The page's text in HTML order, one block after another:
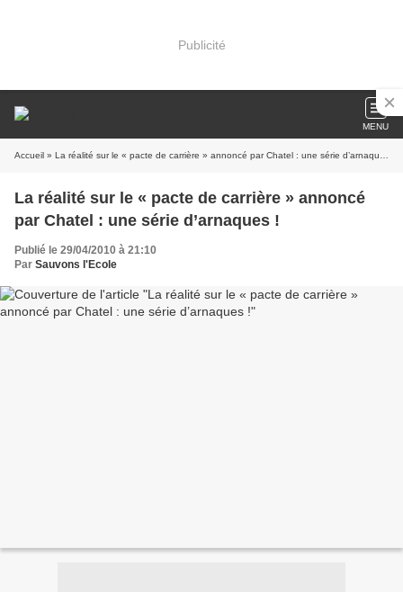
Publicité
MENU
Accueil » La réalité sur le « pacte de carrière » annoncé par Chatel : une série d’arnaques !
La réalité sur le « pacte de carrière » annoncé
par Chatel : une série d’arnaques !
Publié le 29/04/2010 à 21:10
Par Sauvons l'Ecole